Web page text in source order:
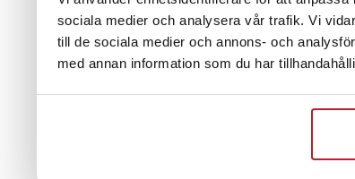
sociala medier och analysera vår trafik. Vi
till de sociala medier och annons- och
med annan information som du har